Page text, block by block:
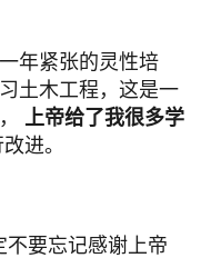
年紧张的灵性培
土木工程，这是一
上帝给了我很多学
进。
要忘记感谢上帝